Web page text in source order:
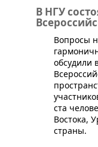
В НГУ
​Вопросы
обсудили
ста
Востока,
страны.